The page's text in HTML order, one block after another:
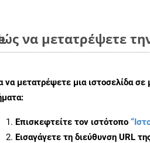
να μετατρέψετε
να μετατρέψετε μια ιστοσελίδα
Επισκεφτείτε τον ιστότοπο
Εισαγάγετε τη διεύθυνση URL